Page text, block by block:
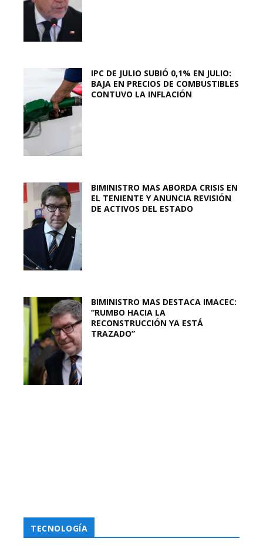
IPC DE JULIO SUBIÓ 0,1% EN JULIO:
BAJA EN PRECIOS DE COMBUSTIBLES
CONTUVO LA INFLACIÓN
BIMINISTRO MAS ABORDA CRISIS EN
EL TENIENTE Y ANUNCIA REVISIÓN
DE ACTIVOS DEL ESTADO
BIMINISTRO MAS DESTACA IMACEC:
“RUMBO HACIA LA
RECONSTRUCCIÓN YA ESTÁ
TRAZADO”
TECNOLOGÍA